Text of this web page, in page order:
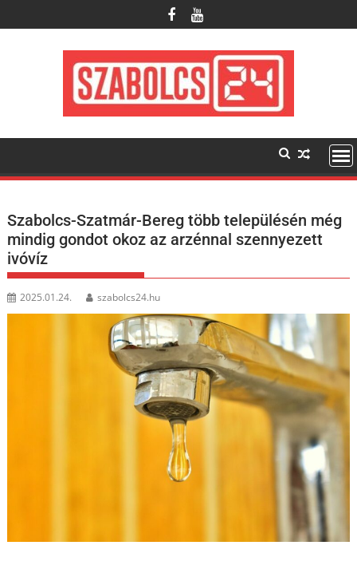
to
Szabolcs-Szatmár-Bereg több településén még
mindig gondot okoz az arzénnal szennyezett
ivóvíz
2025.01.24. szabolcs24.hu